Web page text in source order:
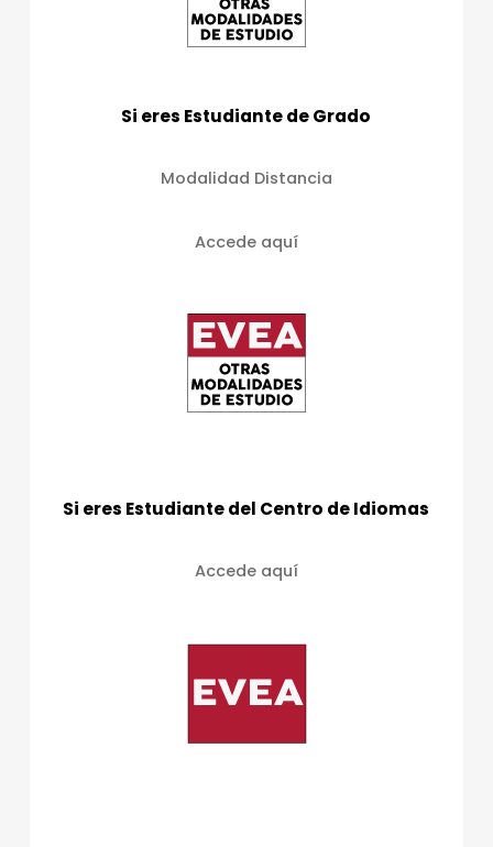
Si eres Estudiante de Grado
Modalidad Distancia
Accede aquí
Si eres Estudiante del Centro de Idiomas
Accede aquí